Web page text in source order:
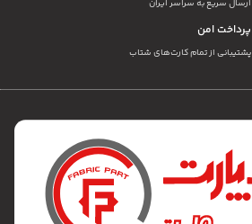
ارسال سریع به سراسر ایران
پرداخت امن
پشتیبانی از تمام کارت‌های شتاب